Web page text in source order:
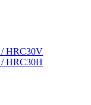
HRC30V
HRC30H